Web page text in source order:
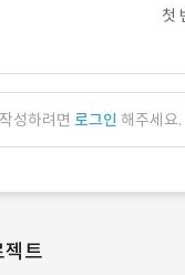
첫
성하려면 로그인 해주세요.
젝트